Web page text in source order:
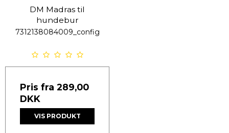
DM Madras til
hundebur
7312138084009_config
Pris fra 289,00
DKK
VIS PRODUKT